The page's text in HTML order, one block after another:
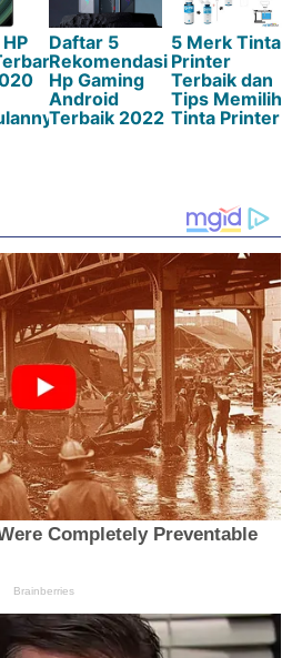
Daftar 5
Rekomendasi
Hp Gaming
Android
Terbaik 2022
5 Merk Tinta
Printer
Terbaik dan
Tips Memilih
Tinta Printer